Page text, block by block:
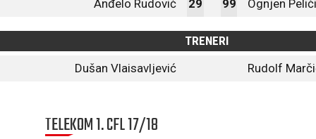
Anđelo Rudović 29 99 Ognjen
TRENERI
Dušan Vlaisavljević
Rudolf
TELEKOM 1. CFL 17/18